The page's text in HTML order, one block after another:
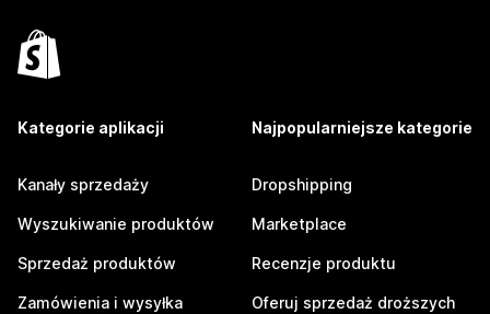
Kategorie aplikacji
Kanały sprzedaży
Wyszukiwanie produktów
Sprzedaż produktów
Zamówienia i wysyłka
Najpopularniejsze kategorie
Dropshipping
Marketplace
Recenzje produktu
Oferuj sprzedaż droższych